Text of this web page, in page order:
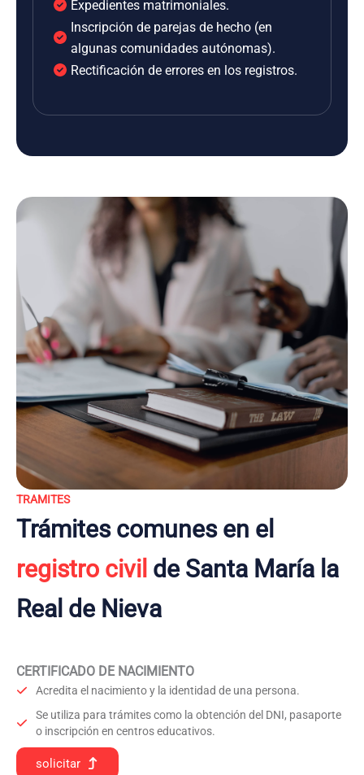
Expedientes matrimoniales.
Inscripción de parejas de hecho (en
algunas comunidades autónomas).
Rectificación de errores en los registros.
TRAMITES
Trámites comunes en el
registro civil de Santa María la
Real de Nieva
CERTIFICADO DE NACIMIENTO
Acredita el nacimiento y la identidad de una persona.
Se utiliza para trámites como la obtención del DNI, pasaporte
o inscripción en centros educativos.
solicitar